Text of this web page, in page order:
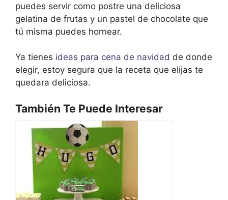
puedes servir como postre una deliciosa
gelatina de frutas y un pastel de chocolate que
tú misma puedes hornear.
Ya tienes ideas para cena de navidad de donde
elegir, estoy segura que la receta que elijas te
quedara deliciosa.
También Te Puede Interesar